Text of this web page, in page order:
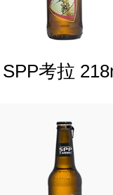
SPP考拉